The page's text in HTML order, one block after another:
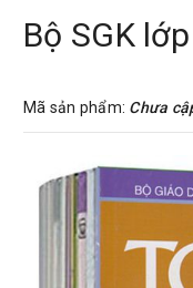
Bộ SGK
Mã sản phẩm: Chưa